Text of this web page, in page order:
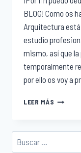
BLOG! Como os
Arquitectura
estudio
mismo, así que la
temporalmente
por ello os voy a
LEER MÁS